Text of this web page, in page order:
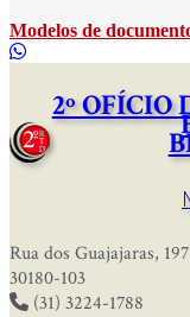
Modelos de
2º OFÍCIO
Rua dos Guajajaras,
30180-103
(31) 3224-1788